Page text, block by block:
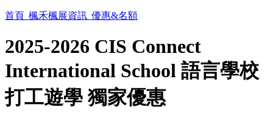
首頁 楓禾楓展資訊 優惠&名額
2025-2026 CIS Connect
International School 語言學校
打工遊學 獨家優惠